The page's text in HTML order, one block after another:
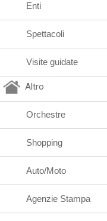
Enti
Spettacoli
Visite guidate
Altro
Orchestre
Shopping
Auto/Moto
Agenzie Stampa